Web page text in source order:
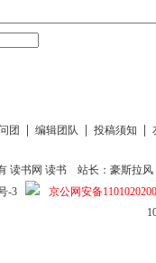
团 编辑团队 投稿须知
读书网 读书
站长：豪斯拉风
-3
京公网安备